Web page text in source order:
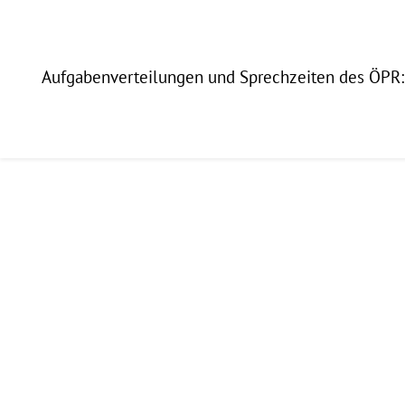
Aufgabenverteilungen und Sprechzeiten des